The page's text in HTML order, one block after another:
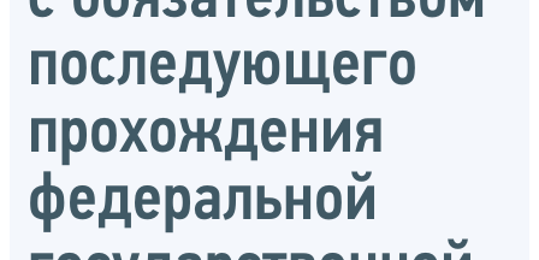
последующего
прохождения
федеральной